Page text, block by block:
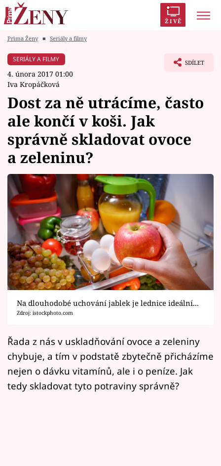
ŽIVĚ
Módní alarm
Témata
Celebrity
Vztahy
Seriály
Horoskopy
Sledujte prima+
Filmový festival Karlovy Vary
Přihlášení
Sledujte nás
Prima Ženy ■ Seriály a filmy
SERIÁLY A FILMY
4. února 2017 01:00
Iva Kropáčková
SDÍLET
Dost za ně utrácíme, často
ale končí v koši. Jak
správně skladovat ovoce
a zeleninu?
Na dlouhodobé uchování jablek je lednice ideální...
Zdroj: istockphoto.com
Řada z nás v uskladňování ovoce a zeleniny
chybuje, a tím v podstatě zbytečně přicházíme
nejen o dávku vitamínů, ale i o peníze. Jak
tedy skladovat tyto potraviny správně?